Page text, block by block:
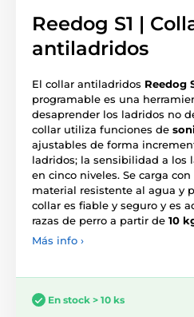
Reedog S1 |
antiladridos
El collar antiladridos Reedog
programable es una
desaprender los ladridos no
collar utiliza funciones de
ajustables de forma
ladridos; la sensibilidad a los
en cinco niveles. Se carga
material resistente al agua y
collar es fiable y seguro y es
razas de perro a partir de 10
Más info ›
En stock > 10 ks